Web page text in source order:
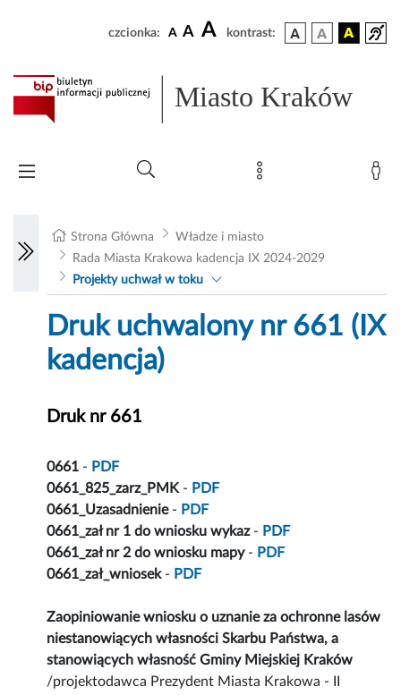
czcionka: A A A kontrast:
Miasto Kraków
Strona Główna
Władze i miasto
Rada Miasta Krakowa kadencja IX 2024-2029
Projekty uchwał w toku
Druk uchwalony nr 661 (IX
kadencja)
Druk nr 661
0661 - PDF
0661_825_zarz_PMK - PDF
0661_Uzasadnienie- PDF
0661_zał nr 1 do wniosku wykaz- PDF
0661_zał nr 2 do wniosku mapy- PDF
0661_zał_wniosek- PDF
Zaopiniowanie wniosku o uznanie za ochronne lasów
niestanowiących własności Skarbu Państwa, a
stanowiących własność Gminy Miejskiej Kraków
/projektodawca Prezydent Miasta Krakowa - II